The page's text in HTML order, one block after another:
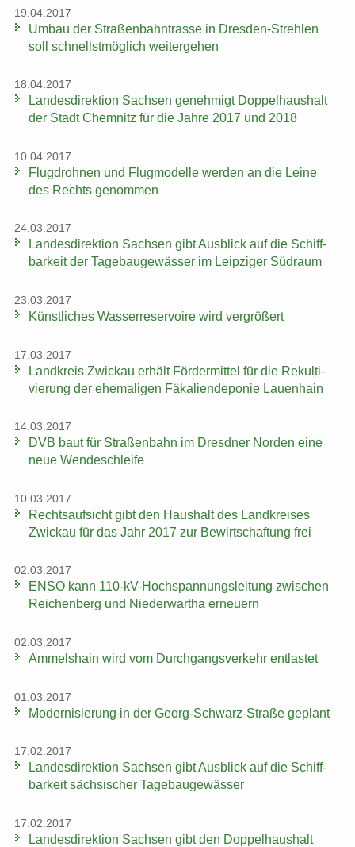
19.04.2017
Umbau der Stra­ßen­bahn­tras­se in Dresden-​Strehlen
soll schnellst­mög­lich wei­ter­ge­hen
18.04.2017
Lan­des­di­rek­ti­on Sach­sen ge­neh­migt Dop­pel­haus­halt
der Stadt Chem­nitz für die Jahre 2017 und 2018
10.04.2017
Flug­droh­nen und Flug­mo­del­le wer­den an die Leine
des Rechts ge­nom­men
24.03.2017
Lan­des­di­rek­ti­on Sach­sen gibt Aus­blick auf die Schiff­
bar­keit der Ta­ge­bau­ge­wäs­ser im Leip­zi­ger Süd­raum
23.03.2017
Künst­li­ches Was­ser­re­ser­voi­re wird ver­grö­ßert
17.03.2017
Land­kreis Zwi­ckau er­hält För­der­mit­tel für die Re­kul­ti­
vie­rung der ehe­ma­li­gen Fä­ka­li­en­de­po­nie Lau­en­hain
14.03.2017
DVB baut für Stra­ßen­bahn im Dresd­ner Nor­den eine
neue Wen­de­schlei­fe
10.03.2017
Rechts­auf­sicht gibt den Haus­halt des Land­krei­ses
Zwi­ckau für das Jahr 2017 zur Be­wirt­schaf­tung frei
02.03.2017
ENSO kann 110-​kV-Hochspannungsleitung zwi­schen
Rei­chen­berg und Nie­der­wartha er­neu­ern
02.03.2017
Am­mels­hain wird vom Durch­gangs­ver­kehr ent­las­tet
01.03.2017
Mo­der­ni­sie­rung in der Georg-​Schwarz-Straße ge­plant
17.02.2017
Lan­des­di­rek­ti­on Sach­sen gibt Aus­blick auf die Schiff­
bar­keit säch­si­scher Ta­ge­bau­ge­wäs­ser
17.02.2017
Lan­des­di­rek­ti­on Sach­sen gibt den Dop­pel­haus­halt